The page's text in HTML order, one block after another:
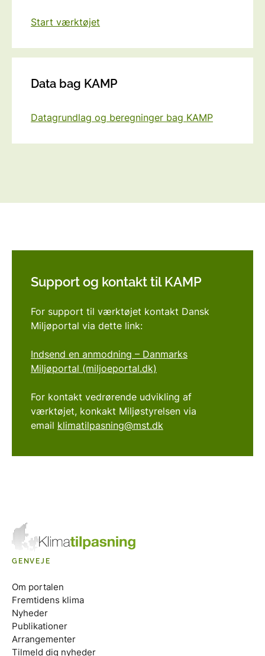
Start værktøjet
Data bag KAMP
Datagrundlag og beregninger bag KAMP
Support og kontakt til KAMP
For support til værktøjet kontakt Dansk
Miljøportal via dette link:
Indsend en anmodning – Danmarks
Miljøportal (miljoeportal.dk)
For kontakt vedrørende udvikling af
værktøjet, konkakt Miljøstyrelsen via
email klimatilpasning@mst.dk
GENVEJE
Om portalen
Fremtidens klima
Nyheder
Publikationer
Arrangementer
Tilmeld dig nyheder